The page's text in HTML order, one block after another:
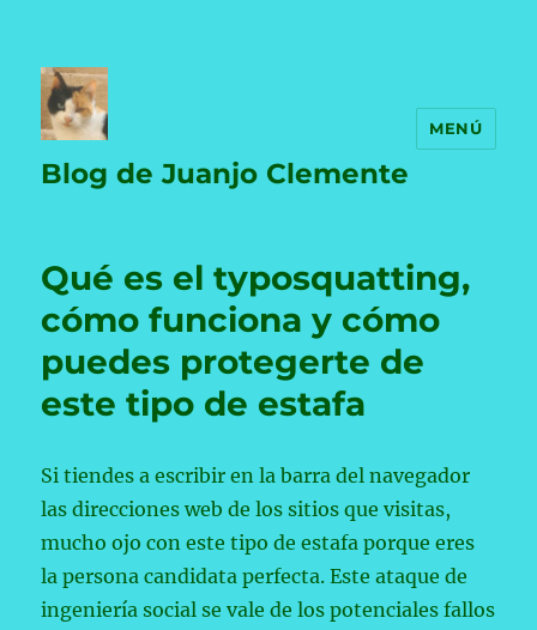
Blog de Juanjo Clemente
MENÚ
Qué es el typosquatting,
cómo funciona y cómo
puedes protegerte de
este tipo de estafa
Si tiendes a escribir en la barra del navegador
las direcciones web de los sitios que visitas,
mucho ojo con este tipo de estafa porque eres
la persona candidata perfecta. Este ataque de
ingeniería social se vale de los potenciales fallos